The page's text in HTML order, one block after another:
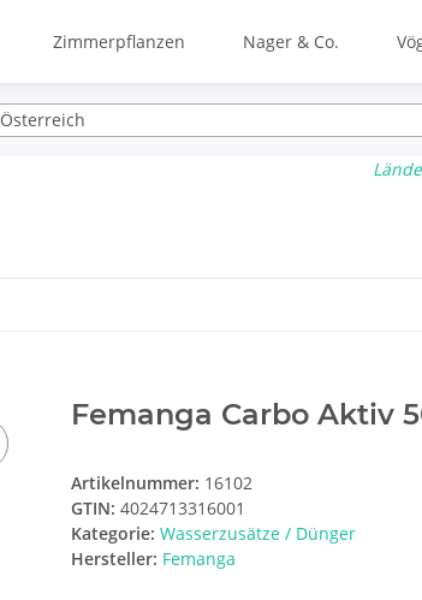
Zimmerpflanzen Nager & Co.
Österreich
Femanga Carbo Aktiv
Artikelnummer: 16102
GTIN: 4024713316001
Kategorie: Wasserzusätze / Dünger
Hersteller: Femanga